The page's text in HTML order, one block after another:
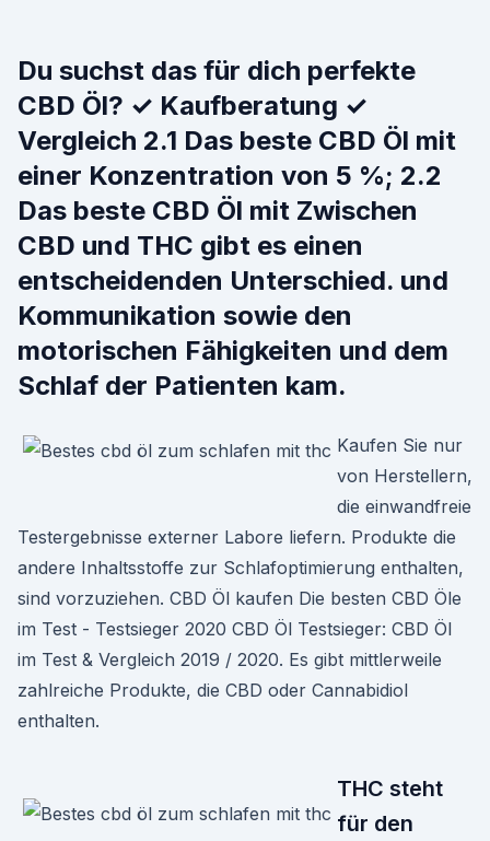
Du suchst das für dich perfekte
CBD Öl? ✓ Kaufberatung ✓
Vergleich 2.1 Das beste CBD Öl mit
einer Konzentration von 5 %; 2.2
Das beste CBD Öl mit Zwischen
CBD und THC gibt es einen
entscheidenden Unterschied. und
Kommunikation sowie den
motorischen Fähigkeiten und dem
Schlaf der Patienten kam.
Kaufen Sie nur
von Herstellern,
die einwandfreie
Testergebnisse externer Labore liefern. Produkte die
andere Inhaltsstoffe zur Schlafoptimierung enthalten,
sind vorzuziehen. CBD Öl kaufen Die besten CBD Öle
im Test - Testsieger 2020 CBD Öl Testsieger: CBD Öl
im Test & Vergleich 2019 / 2020. Es gibt mittlerweile
zahlreiche Produkte, die CBD oder Cannabidiol
enthalten.
THC steht
für den